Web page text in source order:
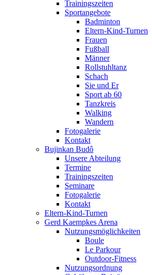
Trainingszeiten
Sportangebote
Badminton
Eltern-Kind-Turnen
Frauen
Fußball
Männer
Rollstuhltanz
Schach
Sie und Er
Sport ab 60
Tanzkreis
Walking
Wandern
Fotogalerie
Kontakt
Bujinkan Budô
Unsere Abteilung
Termine
Trainingszeiten
Seminare
Fotogalerie
Kontakt
Eltern-Kind-Turnen
Gerd Kaempkes Arena
Nutzungsmöglichkeiten
Boule
Le Parkour
Outdoor-Fitness
Nutzungsordnung